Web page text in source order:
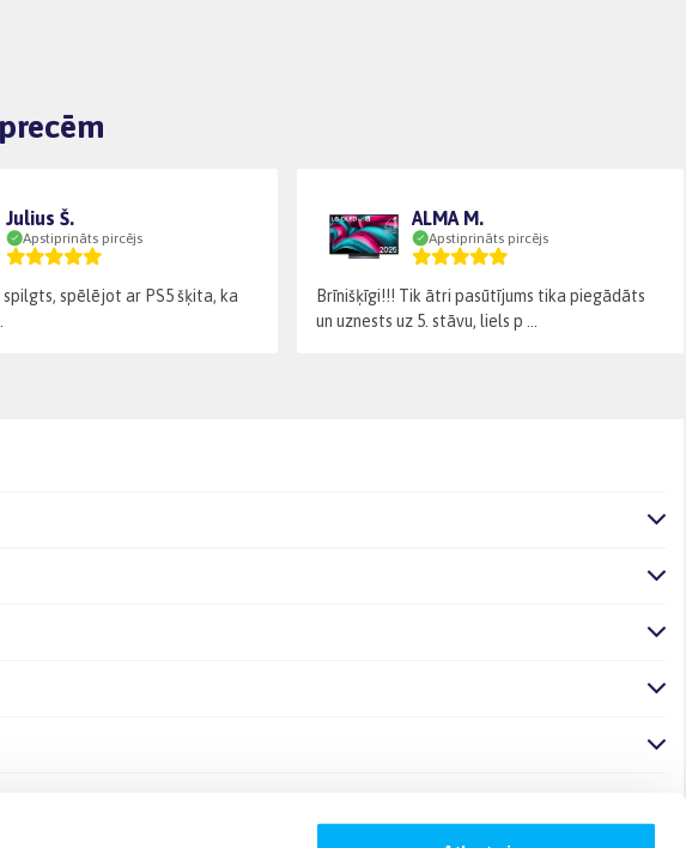
Julius Š.
Apstiprināts pircējs
spēlējot ar PS5 šķita, ka
ALMA M.
Apstiprināts pircējs
Brīnišķīgi!!! Tik ātri pasūtījums tika piegādāts
un uznests uz 5. stāvu, liels p ...